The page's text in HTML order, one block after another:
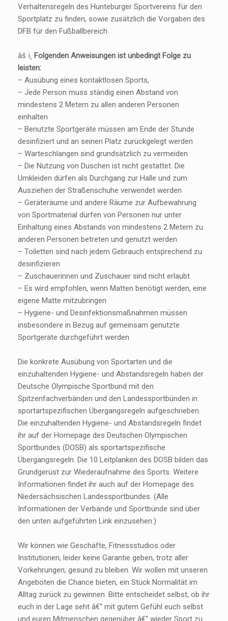
Verhaltensregeln des Hunteburger Sportvereins für den
Sportplatz zu finden, sowie zusätzlich die Vorgaben des
DFB für den Fußballbereich.
âš ï¸ Folgenden Anweisungen ist unbedingt Folge zu
leisten:
– Ausübung eines kontaktlosen Sports,
– Jede Person muss ständig einen Abstand von
mindestens 2 Metern zu allen anderen Personen
einhalten
– Benutzte Sportgeräte müssen am Ende der Stunde
desinfiziert und an seinen Platz zurückgelegt werden
– Warteschlangen sind grundsätzlich zu vermeiden
– Die Nutzung von Duschen ist nicht gestattet. Die
Umkleiden dürfen als Durchgang zur Halle und zum
Ausziehen der Straßenschuhe verwendet werden
– Geräteräume und andere Räume zur Aufbewahrung
von Sportmaterial dürfen von Personen nur unter
Einhaltung eines Abstands von mindestens 2 Metern zu
anderen Personen betreten und genutzt werden
– Toiletten sind nach jedem Gebrauch entsprechend zu
desinfizieren
– Zuschauerinnen und Zuschauer sind nicht erlaubt
– Es wird empfohlen, wenn Matten benötigt werden, eine
eigene Matte mitzubringen
– Hygiene- und Desinfektionsmaßnahmen müssen
insbesondere in Bezug auf gemeinsam genutzte
Sportgeräte durchgeführt werden
Die konkrete Ausübung von Sportarten und die
einzuhaltenden Hygiene- und Abstandsregeln haben der
Deutsche Olympische Sportbund mit den
Spitzenfachverbänden und den Landessportbünden in
sportartspezifischen Übergangsregeln aufgeschrieben.
Die einzuhaltenden Hygiene- und Abstandsregeln findet
ihr auf der Homepage des Deutschen Olympischen
Sportbundes (DOSB) als sportartspezifische
Übergangsregeln. Die 10 Leitplanken des DOSB bilden das
Grundgerüst zur Wiederaufnahme des Sports. Weitere
Informationen findet ihr auch auf der Homepage des
Niedersächsischen Landessportbundes. (Alle
Informationen der Verbände und Sportbünde sind über
den unten aufgeführten Link einzusehen.)
Wir können wie Geschäfte, Fitnessstudios oder
Institutionen, leider keine Garantie geben, trotz aller
Vorkehrungen, gesund zu bleiben. Wir wollen mit unseren
Angeboten die Chance bieten, ein Stück Normalität im
Alltag zurück zu gewinnen. Bitte entscheidet selbst, ob ihr
euch in der Lage seht â€“ mit gutem Gefühl euch selbst
und euren Mitmenschen gegenüber â€“ wieder Sport zu